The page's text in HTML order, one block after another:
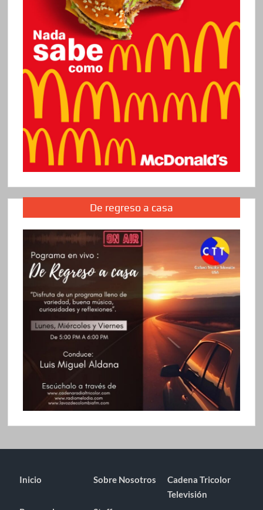
De regreso a casa
Inicio Sobre Nosotros
Cadena Tricolor
Televisión